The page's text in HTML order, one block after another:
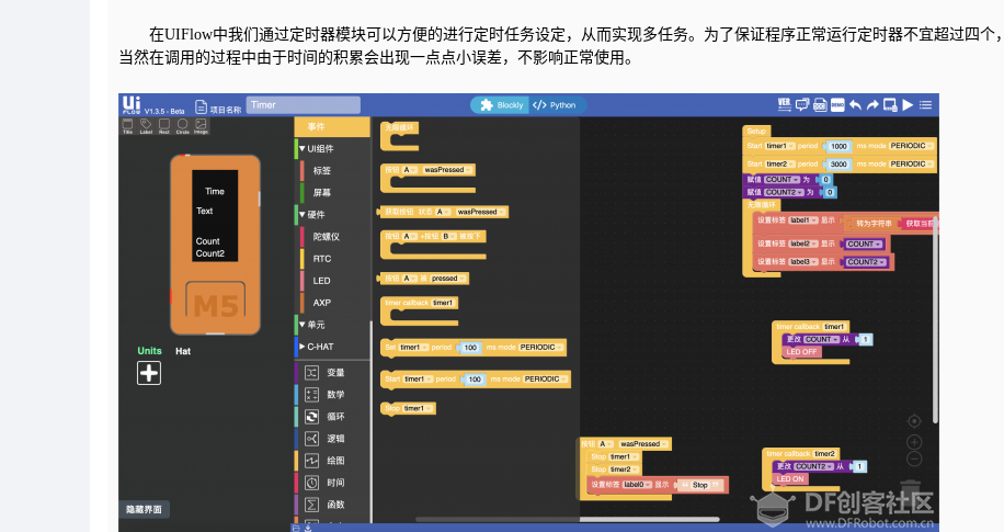
在UIFlow中我们通过定时器模块可以方便的进行定时任务设定，从而实现多任务。为了保证程序正常运行定时器不宜超过四个，
当然在调用的过程中由于时间的积累会出现一点点小误差，不影响正常使用。